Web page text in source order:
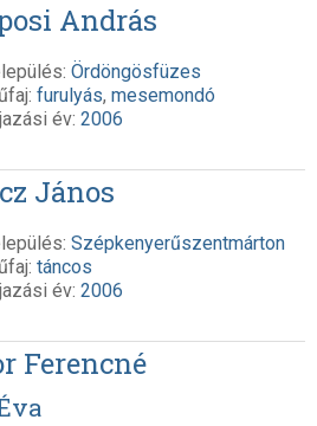
András
Ördöngösfüzes
furulyás, mesemondó
év: 2006
János
Szépkenyerűszentmárton
táncos
év: 2006
Ferencné